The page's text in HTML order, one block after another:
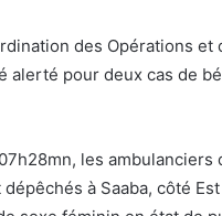
des Opérations
alerté pour deux cas de
les ambulanciers
à Saaba, côté